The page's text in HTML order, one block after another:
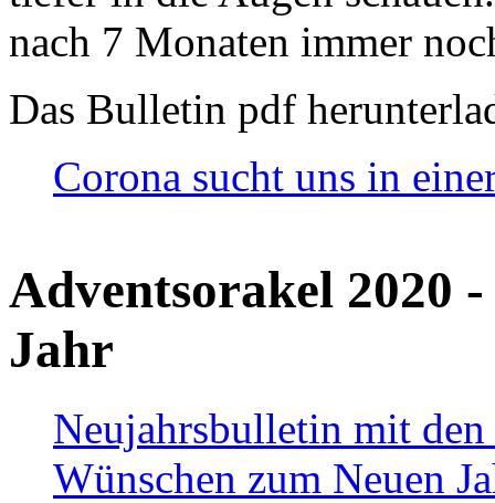
nach 7 Monaten immer
Das Bulletin pdf
Corona sucht uns in
Adventsorakel 2020
Jahr
Neujahrsbulletin mit den
Wünschen zum Neuen